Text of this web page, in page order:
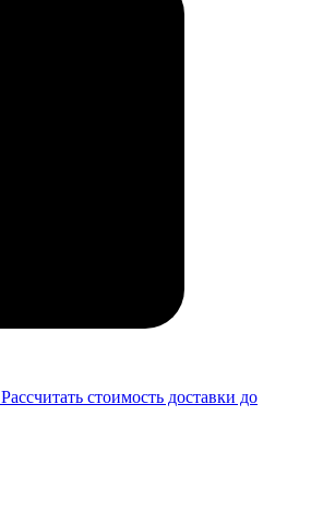
Рассчитать стоимость доставки до